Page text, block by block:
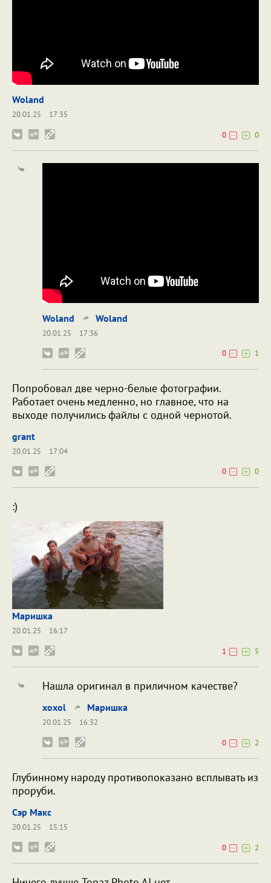
Woland
20.01.25
17:35
0
0
Woland Woland
20.01.25
17:36
0
1
Попробовал две черно-белые фотографии.
Работает очень медленно, но главное, что на
выходе получились файлы с одной чернотой.
grant
20.01.25
17:04
0
0
:)
Маришка
20.01.25
16:17
1
5
Нашла оригинал в приличном качестве?
xoxol Маришка
20.01.25
16:32
0
2
Глубинному народу противопоказано всплывать из
проруби.
Сэр Макс
20.01.25
15:15
0
2